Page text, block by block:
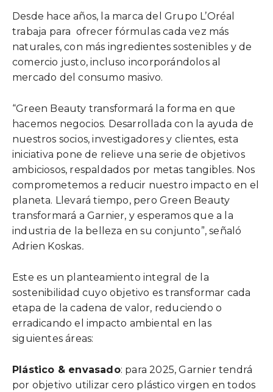
Desde hace años, la marca del Grupo L’Oréal
trabaja para ofrecer fórmulas cada vez más
naturales, con más ingredientes sostenibles y de
comercio justo, incluso incorporándolos al
mercado del consumo masivo.
“Green Beauty transformará la forma en que
hacemos negocios. Desarrollada con la ayuda de
nuestros socios, investigadores y clientes, esta
iniciativa pone de relieve una serie de objetivos
ambiciosos, respaldados por metas tangibles. Nos
comprometemos a reducir nuestro impacto en el
planeta. Llevará tiempo, pero Green Beauty
transformará a Garnier, y esperamos que a la
industria de la belleza en su conjunto”, señaló
Adrien Koskas.
Este es un planteamiento integral de la
sostenibilidad cuyo objetivo es transformar cada
etapa de la cadena de valor, reduciendo o
erradicando el impacto ambiental en las
siguientes áreas:
Plástico & envasado: para 2025, Garnier tendrá
por objetivo utilizar cero plástico virgen en todos